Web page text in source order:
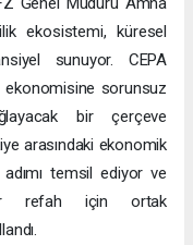
ekosistemi, küresel
sunuyor. CEPA
ekonomisine sorunsuz
bir çerçeve
arasındaki ekonomik
temsil ediyor ve
refah için ortak